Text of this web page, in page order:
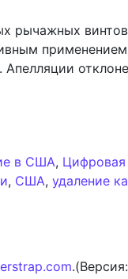
рычажных
в США, Цифровая
, США, удаление